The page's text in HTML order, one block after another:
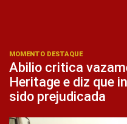
MOMENTO DESTAQUE
Abilio critica
Heritage e diz que
sido prejudicada